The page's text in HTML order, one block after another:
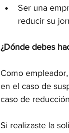
Ser una
reducir su
¿Dónde debes
Como
en el caso de
caso de
Si realizaste la